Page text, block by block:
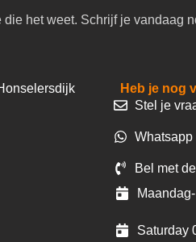
die het weet. Schrijf je vandaag
Heb je nog
Stel je
Bel met
Saturday